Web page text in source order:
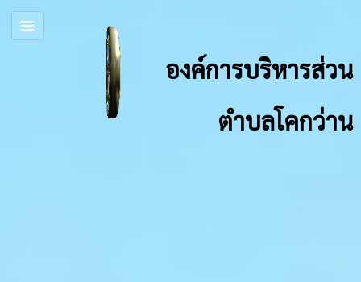
องค์การบริหารส่วน
ตำบลโคกว่าน